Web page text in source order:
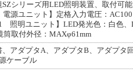
シリーズ用LED照明装置、取付可
電源ユニット】定格入力電圧：
照明ユニット】LED発光色：白色
筒取付外径：MAXφ61mm
、アダプタA、アダプタB、アダプタ
ケーブル